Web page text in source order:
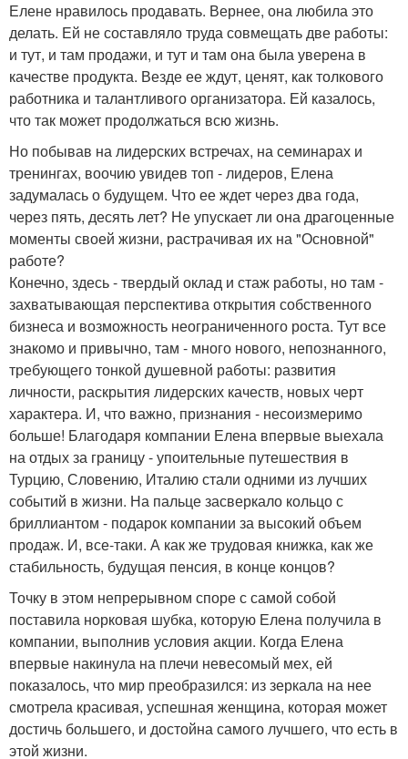
Елене нравилось продавать. Вернее, она любила это
делать. Ей не составляло труда совмещать две работы:
и тут, и там продажи, и тут и там она была уверена в
качестве продукта. Везде ее ждут, ценят, как толкового
работника и талантливого организатора. Ей казалось,
что так может продолжаться всю жизнь.
Но побывав на лидерских встречах, на семинарах и
тренингах, воочию увидев топ - лидеров, Елена
задумалась о будущем. Что ее ждет через два года,
через пять, десять лет? Не упускает ли она драгоценные
моменты своей жизни, растрачивая их на "Основной"
работе?
Конечно, здесь - твердый оклад и стаж работы, но там -
захватывающая перспектива открытия собственного
бизнеса и возможность неограниченного роста. Тут все
знакомо и привычно, там - много нового, непознанного,
требующего тонкой душевной работы: развития
личности, раскрытия лидерских качеств, новых черт
характера. И, что важно, признания - несоизмеримо
больше! Благодаря компании Елена впервые выехала
на отдых за границу - упоительные путешествия в
Турцию, Словению, Италию стали одними из лучших
событий в жизни. На пальце засверкало кольцо с
бриллиантом - подарок компании за высокий объем
продаж. И, все-таки. А как же трудовая книжка, как же
стабильность, будущая пенсия, в конце концов?
Точку в этом непрерывном споре с самой собой
поставила норковая шубка, которую Елена получила в
компании, выполнив условия акции. Когда Елена
впервые накинула на плечи невесомый мех, ей
показалось, что мир преобразился: из зеркала на нее
смотрела красивая, успешная женщина, которая может
достичь большего, и достойна самого лучшего, что есть в
этой жизни.